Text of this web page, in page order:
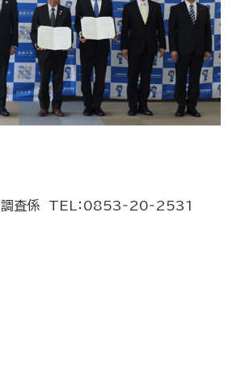
調査係 TEL：0853‐20‐2531